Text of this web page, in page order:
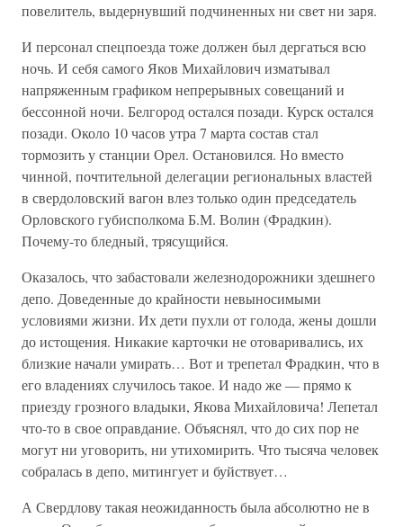
повелитель, выдернувший подчиненных ни свет ни заря.
И персонал спецпоезда тоже должен был дергаться всю
ночь. И себя самого Яков Михайлович изматывал
напряженным графиком непрерывных совещаний и
бессонной ночи. Белгород остался позади. Курск остался
позади. Около 10 часов утра 7 марта состав стал
тормозить у станции Орел. Остановился. Но вместо
чинной, почтительной делегации региональных властей
в свердоловский вагон влез только один председатель
Орловского губисполкома Б.М. Волин (Фрадкин).
Почему-то бледный, трясущийся.
Оказалось, что забастовали железнодорожники здешнего
депо. Доведенные до крайности невыносимыми
условиями жизни. Их дети пухли от голода, жены дошли
до истощения. Никакие карточки не отоваривались, их
близкие начали умирать… Вот и трепетал Фрадкин, что в
его владениях случилось такое. И надо же — прямо к
приезду грозного владыки, Якова Михайловича! Лепетал
что-то в свое оправдание. Объяснял, что до сих пор не
могут ни уговорить, ни утихомирить. Что тысяча человек
собралась в депо, митингует и буйствует…
А Свердлову такая неожиданность была абсолютно не в